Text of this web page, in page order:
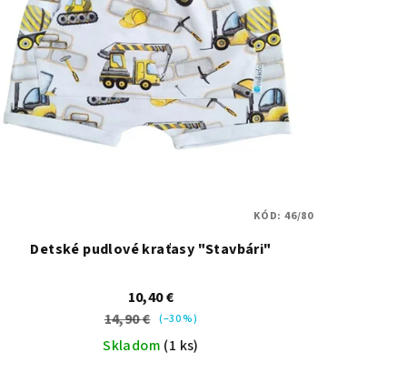
Detské pudlové kraťasy "Stavbári"
10,40 €
14,90 € (–30 %)
Skladom (1 ks)
KÓD: 46/80